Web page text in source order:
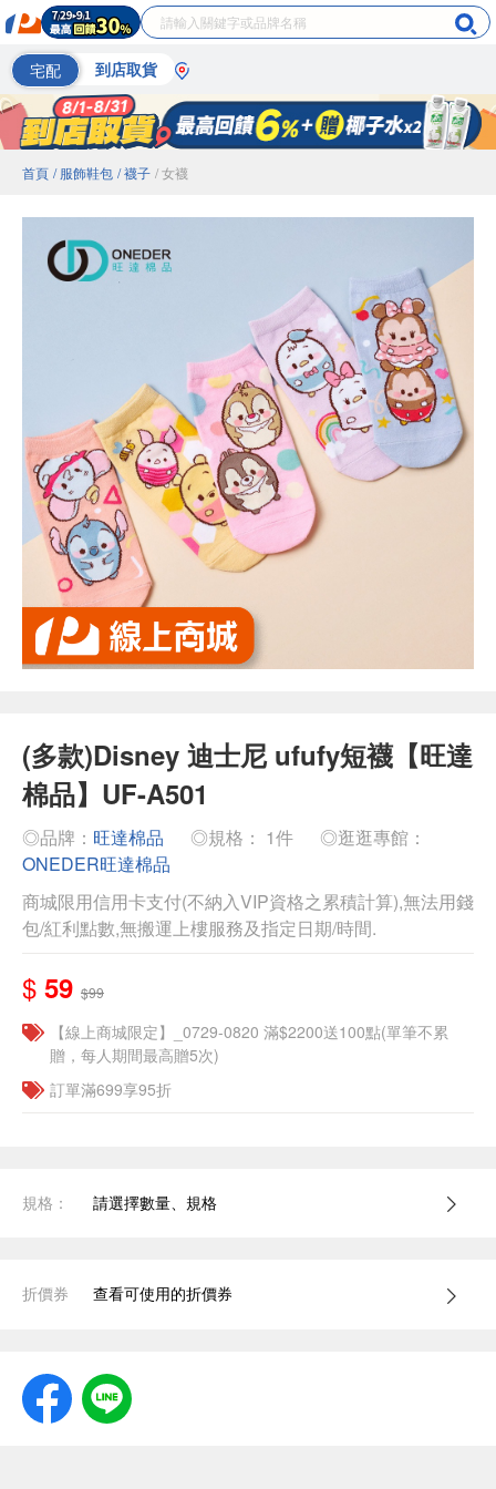
宅配 到店取貨
首頁 / 服飾鞋包 / 襪子 / 女襪
(多款)Disney 迪士尼 ufufy短襪【旺達
棉品】UF-A501
◎品牌： 旺達棉品 ◎規格： 1件
◎逛逛專館：
ONEDER旺達棉品
商城限用信用卡支付(不納入VIP資格之累積計算),無法用錢
包/紅利點數,無搬運上樓服務及指定日期/時間.
$ 59 $99
【線上商城限定】_0729-0820 滿$2200送100點(單筆不累
贈，每人期間最高贈5次)
訂單滿699享95折
規格： 請選擇數量、規格
折價券 查看可使用的折價券